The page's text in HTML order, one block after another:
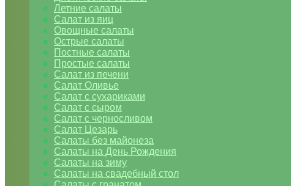
Летние салаты
Салат из яиц
Овощные салаты
Острые салаты
Постные салаты
Простые салаты
Салат из печени
Салат Оливье
Салат с сухариками
Салат с сыром
Салат с черносливом
Салат Цезарь
Салаты без майонеза
Салаты на День Рождения
Салаты на зиму
Салаты на свадебный стол